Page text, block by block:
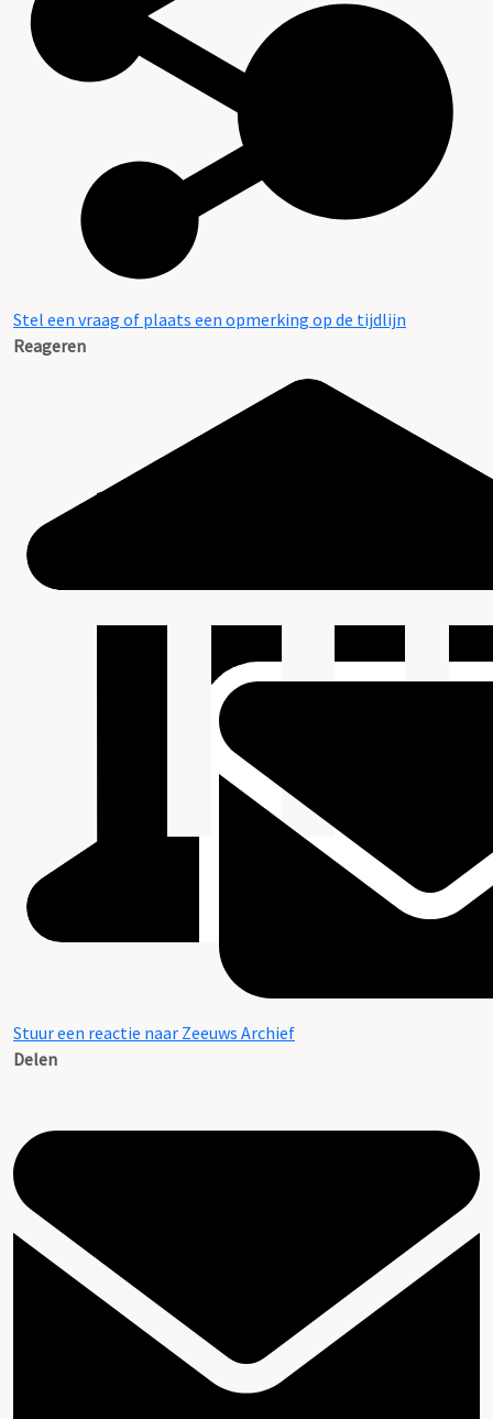
Stel een vraag of plaats een opmerking op de tijdlijn
Reageren
Stuur een reactie naar Zeeuws Archief
Delen